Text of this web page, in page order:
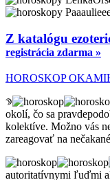
Z katalógu
registrácia zdarma »
HOROSKOP
okolí, čo sa
kolektíve. Možno vás
zareagovať na
autoritatívnymi ľuďmi